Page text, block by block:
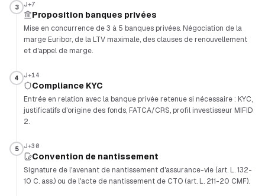
3 J+7
Proposition banques privées
Mise en concurrence de 3 à 5 banques privées. Négociation de la
marge Euribor, de la LTV maximale, des clauses de renouvellement
et d'appel de marge.
4 J+14
Compliance KYC
Entrée en relation avec la banque privée retenue si nécessaire : KYC,
justificatifs d'origine des fonds, FATCA/CRS, profil investisseur MIFID
2.
5 J+30
Convention de nantissement
Signature de l'avenant de nantissement d'assurance-vie (art. L. 132-
10 C. ass.) ou de l'acte de nantissement de CTO (art. L. 211-20 CMF).